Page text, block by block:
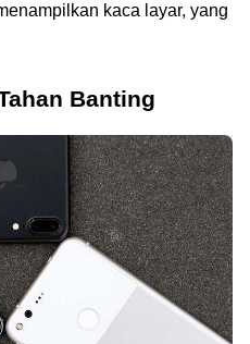
kaca layar, yang
Banting